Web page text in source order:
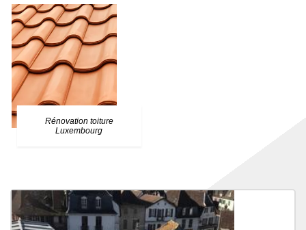
Rénovation toiture
Luxembourg